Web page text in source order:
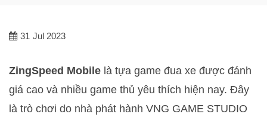
31 Jul 2023
ZingSpeed Mobile là tựa game đua xe được đánh
giá cao và nhiều game thủ yêu thích hiện nay. Đây
là trò chơi do nhà phát hành VNG GAME STUDIO